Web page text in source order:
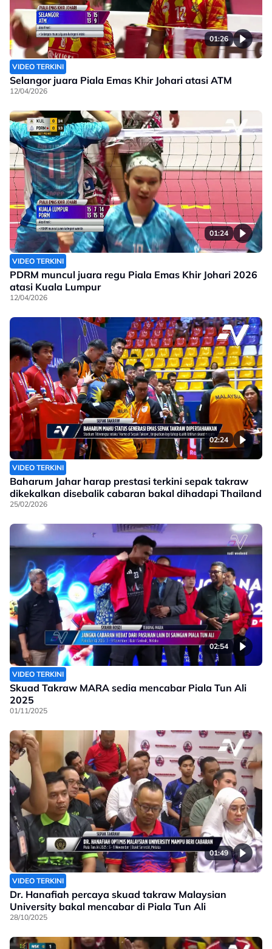
01:26
VIDEO TERKINI
Selangor juara Piala Emas Khir Johari atasi ATM
12/04/2026
01:24
VIDEO TERKINI
PDRM muncul juara regu Piala Emas Khir Johari 2026
atasi Kuala Lumpur
12/04/2026
02:24
VIDEO TERKINI
Baharum Jahar harap prestasi terkini sepak takraw
dikekalkan disebalik cabaran bakal dihadapi Thailand
25/02/2026
02:54
VIDEO TERKINI
Skuad Takraw MARA sedia mencabar Piala Tun Ali
2025
01/11/2025
01:49
VIDEO TERKINI
Dr. Hanafiah percaya skuad takraw Malaysian
University bakal mencabar di Piala Tun Ali
28/10/2025